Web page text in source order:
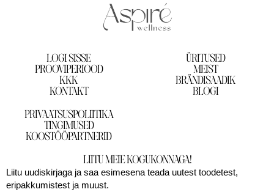
LOGI SISSE
PROOVIPERIOOD
KKK
KONTAKT
ÜRITUSED
MEIST
BRÄNDISAADIK
BLOGI
PRIVAATSUSPOLIITIKA
TINGIMUSED
KOOSTÖÖPARTNERID
LIITU MEIE KOGUKONNAGA!
Liitu uudiskirjaga ja saa esimesena teada uutest toodetest,
eripakkumistest ja muust.